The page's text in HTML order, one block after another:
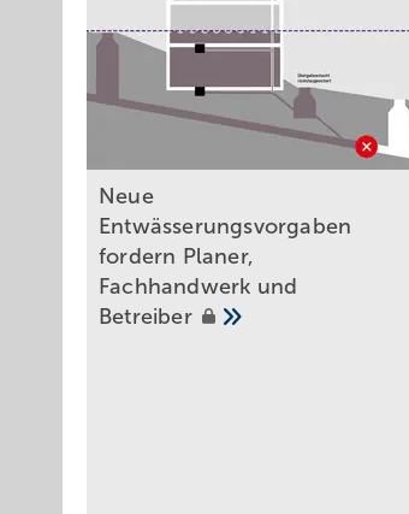
Neue
Entwässerungsvorgaben
fordern Planer,
Fachhandwerk und
Betreiber